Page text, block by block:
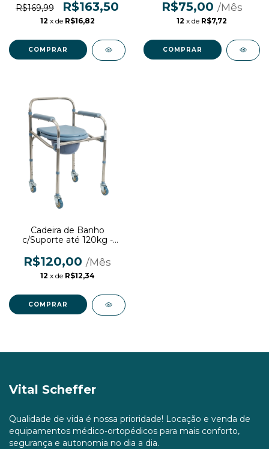
R$169,99
R$163,50
12 x de R$16,82
R$75,00
12 x de R$7,72
Cadeira de Banho
c/Suporte até 120kg -
R$120,00
12 x de R$12,34
Vital Scheffer
Qualidade de vida é nossa prioridade! Locação e venda de
equipamentos médico-ortopédicos para mais conforto,
segurança e autonomia no dia a dia.